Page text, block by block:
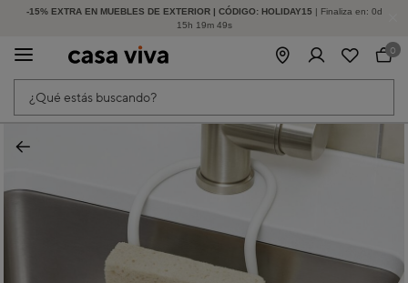
-15% EXTRA EN MUEBLES DE EXTERIOR | CÓDIGO: HOLIDAY15 | Finaliza en: 0d
15h 19m 49s
HASTA -60% DE DESCUENTO | SEGUNDAS REBAJAS
¿Qué estás buscando?
0